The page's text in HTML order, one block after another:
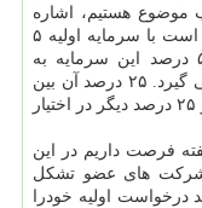
هستیم، اشاره
کرد: شرکت بورس املاک و مستغلات مقرر است با سرمایه اولیه ۵
هزار میلیارد تومان کار خودرا آغاز کند. ۵۰ درصد این سرمایه به
صورت پذیره نویسی در اختیار مردم قرار می گیرد. ۲۵ درصد آن بین
مؤسسات و نهادهای دولتی تقسیم می شود و ۲۵ درصد دیگر در اختیار
فرصت داریم در این
شرکت های عضو تشکل
درخواست اولیه خودرا